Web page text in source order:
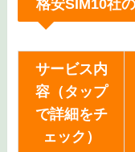
格安SIM10社
サービス内
容（タップ
で詳細をチ
ェック）